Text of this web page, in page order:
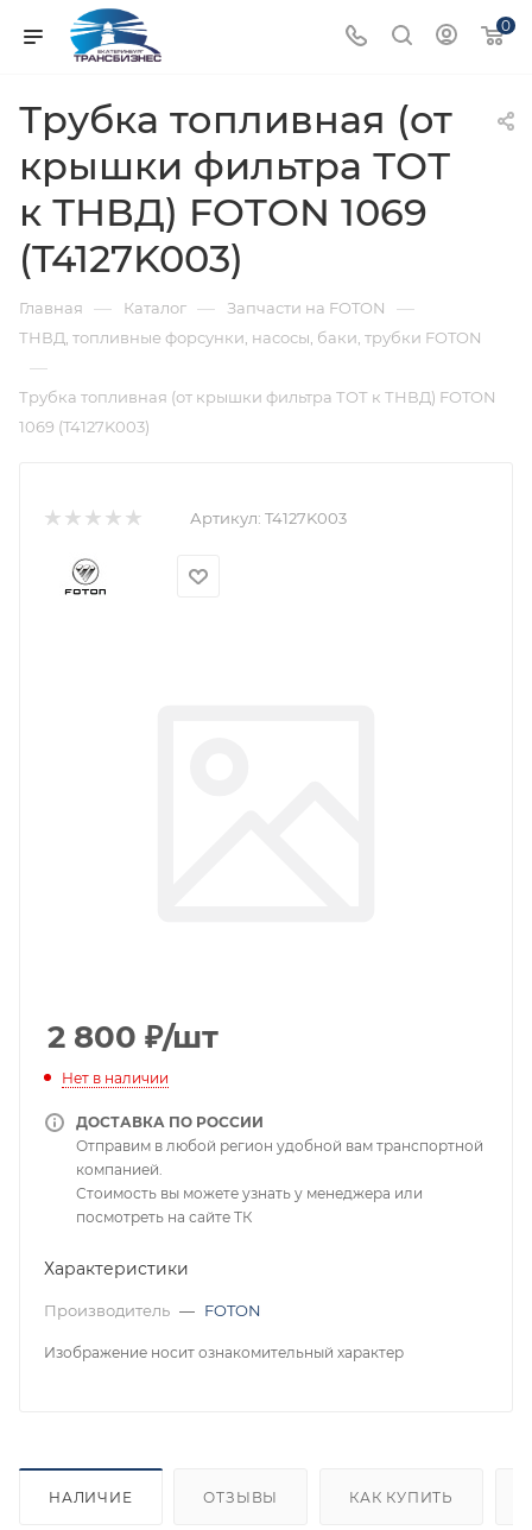
0
Трубка топливная (от
крышки фильтра ТОТ
к ТНВД) FOTON 1069
(T4127K003)
Главная — Каталог — Запчасти на FOTON —
ТНВД, топливные форсунки, насосы, баки, трубки FOTON
—
Трубка топливная (от крышки фильтра ТОТ к ТНВД) FOTON
1069 (T4127K003)
Артикул: T4127K003
2 800 ₽/шт
Нет в наличии
ДОСТАВКА ПО РОССИИ
Отправим в любой регион удобной вам транспортной
компанией.
Стоимость вы можете узнать у менеджера или
посмотреть на сайте ТК
Характеристики
Производитель — FOTON
Изображение носит ознакомительный характер
НАЛИЧИЕ ОТЗЫВЫ КАК КУПИТЬ